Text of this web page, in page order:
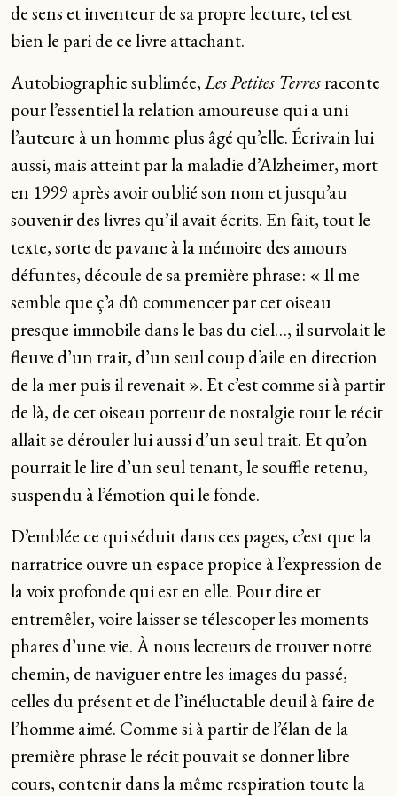
de sens et inventeur de sa propre lecture, tel est
bien le pari de ce livre attachant.
Autobiographie sublimée,Les Petites Terresraconte
pour l’essentiel la relation amoureuse qui a uni
l’auteure à un homme plus âgé qu’elle. Écrivain lui
aussi, mais atteint par la maladie d’Alzheimer, mort
en 1999 après avoir oublié son nom et jusqu’au
souvenir des livres qu’il avait écrits. En fait, tout le
texte, sorte de pavane à la mémoire des amours
défuntes, découle de sa première phrase : « Il me
semble que ç’a dû commencer par cet oiseau
presque immobile dans le bas du ciel…, il survolait le
fleuve d’un trait, d’un seul coup d’aile en direction
de la mer puis il revenait ». Et c’est comme si à partir
de là, de cet oiseau porteur de nostalgie tout le récit
allait se dérouler lui aussi d’un seul trait. Et qu’on
pourrait le lire d’un seul tenant, le souffle retenu,
suspendu à l’émotion qui le fonde.
D’emblée ce qui séduit dans ces pages, c’est que la
narratrice ouvre un espace propice à l’expression de
la voix profonde qui est en elle. Pour dire et
entremêler, voire laisser se télescoper les moments
phares d’une vie. À nous lecteurs de trouver notre
chemin, de naviguer entre les images du passé,
celles du présent et de l’inéluctable deuil à faire de
l’homme aimé. Comme si à partir de l’élan de la
première phrase le récit pouvait se donner libre
cours, contenir dans la même respiration toute la